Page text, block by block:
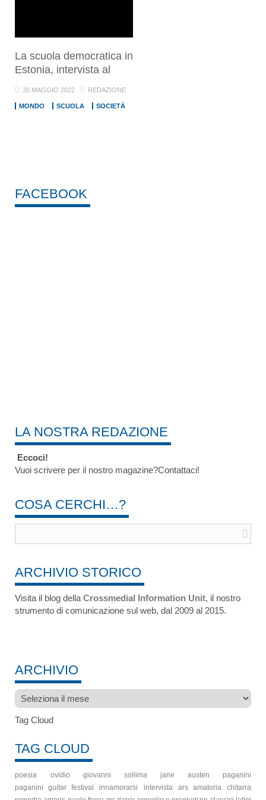
La scuola democratica in
Estonia, intervista al
30 MAGGIO 2022 REDAZIONE
MONDO SCUOLA SOCIETÀ
FACEBOOK
LA NOSTRA REDAZIONE
Eccoci!
Vuoi scrivere per il nostro magazine?Contattaci!
COSA CERCHI…?
ARCHIVIO STORICO
Visita il blog della Crossmedial Information Unit, il nostro
strumento di comunicazione sul web, dal 2009 al 2015.
ARCHIVIO
Archivio
Tag Cloud
TAG CLOUD
poesia ovidio giovanni sollima jane austen
paganini
paganini guitar festival
innamorarsi intervista ars amatoria
chitarra